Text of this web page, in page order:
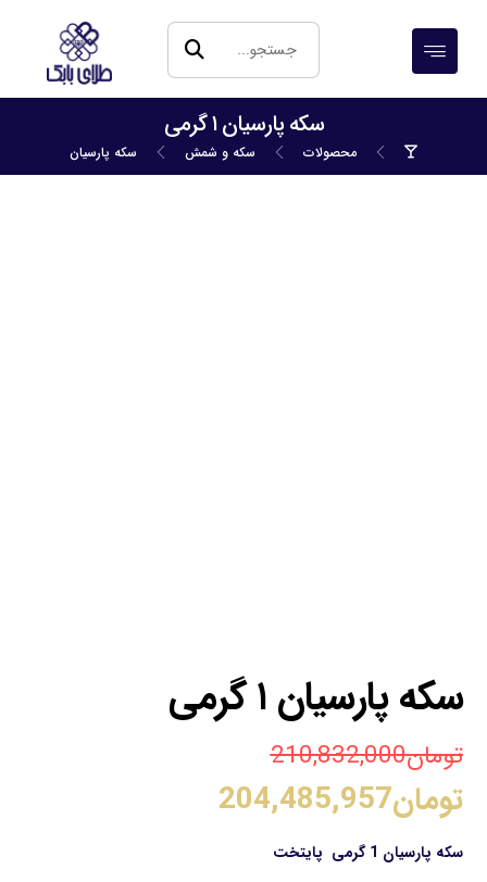
سکه پارسیان ۱ گرمی
محصولات سکه و شمش سکه پارسیان
سکه پارسیان ۱ گرمی
تومان210,832,000
تومان204,485,957
سکه پارسیان 1 گرمی پایتخت